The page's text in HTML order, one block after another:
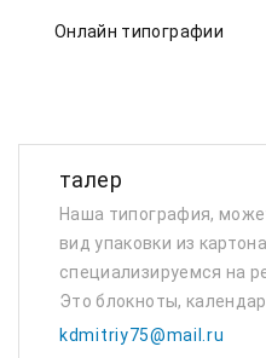
Онлайн типографии
талер
Наша типография,
вид упаковки из
специализируемся на
Это блокноты,
буклеты, ИТД.
kdmitriy75@mail.ru